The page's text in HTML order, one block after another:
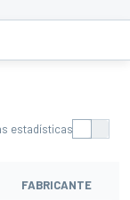
estadísticas
FABRICANTE